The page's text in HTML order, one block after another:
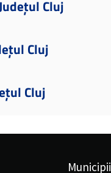
Cluj
Cluj
Cluj
Municipii